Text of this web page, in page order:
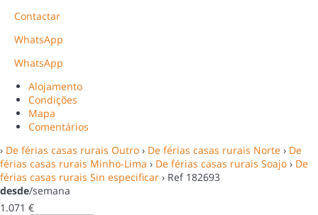
Contactar
WhatsApp
WhatsApp
Alojamento
Condições
Mapa
Comentários
› De férias casas rurais Outro › De férias casas rurais Norte › De
férias casas rurais Minho-Lima › De férias casas rurais Soajo › De
férias casas rurais Sin especificar › Ref 182693
desde/semana
1.071 €